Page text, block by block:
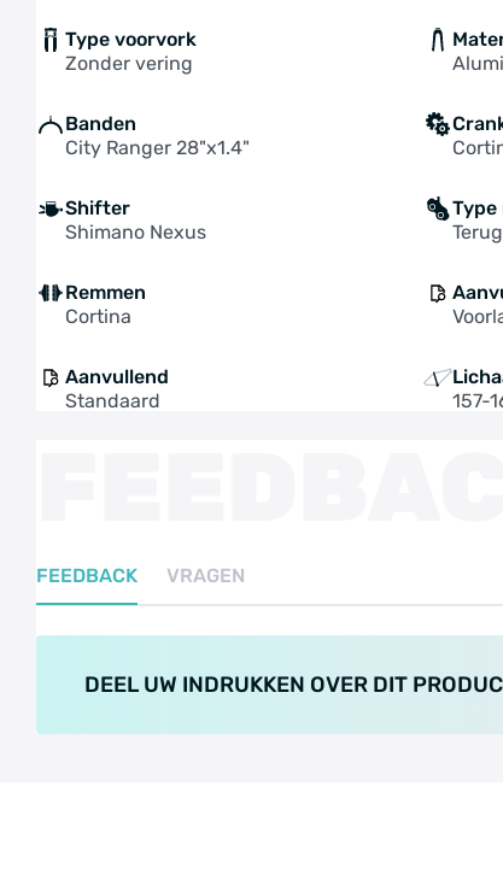
Type voorvork
Zonder vering
Banden
City Ranger 28"x1.4"
Shifter
Shimano Nexus
Type
Remmen
Cortina
Aanvullend
Standaard
157-
FEEDBACK VRAGEN
DEEL UW INDRUKKEN OVER DIT